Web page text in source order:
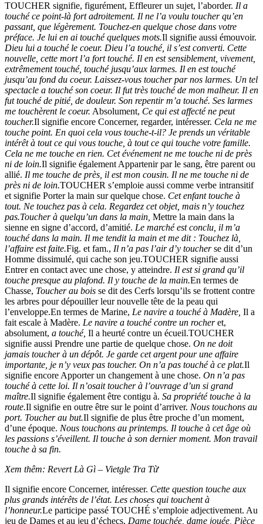
TOUCHER signifie, figurément, Effleurer un sujet, l’aborder. Il a
touché ce point-là fort adroitement. Il ne l’a voulu toucher qu’en
passant, que légèrement. Touchez-en quelque chose dans votre
préface. Je lui en ai touché quelques mots.Il signifie aussi émouvoir.
Dieu lui a touché le coeur. Dieu l’a touché, il s’est converti. Cette
nouvelle, cette mort l’a fort touché. Il en est sensiblement, vivement,
extrêmement touché, touché jusqu’aux larmes. Il en est touché
jusqu’au fond du coeur. Laissez-vous toucher par nos larmes. Un tel
spectacle a touché son coeur. Il fut très touché de mon malheur. Il en
fut touché de pitié, de douleur. Son repentir m’a touché. Ses larmes
me touchèrent le coeur. Absolument, Ce qui est affecté ne peut
toucher.Il signifie encore Concerner, regarder, intéresser. Cela ne me
touche point. En quoi cela vous touche-t-il? Je prends un véritable
intérêt à tout ce qui vous touche, à tout ce qui touche votre famille.
Cela ne me touche en rien. Cet événement ne me touche ni de près
ni de loin.Il signifie également Appartenir par le sang, être parent ou
allié. Il me touche de près, il est mon cousin. Il ne me touche ni de
près ni de loin.TOUCHER s’emploie aussi comme verbe intransitif
et signifie Porter la main sur quelque chose. Cet enfant touche à
tout. Ne touchez pas à cela. Regardez cet objet, mais n’y touchez
pas.Toucher à quelqu’un dans la main, Mettre la main dans la
sienne en signe d’accord, d’amitié. Le marché est conclu, il m’a
touché dans la main. Il me tendit la main et me dit : Touchez là,
l’affaire est faite.Fig. et fam., Il n’a pas l’air d’y toucherse dit d’un
Homme dissimulé, qui cache son jeu.TOUCHER signifie aussi
Entrer en contact avec une chose, y atteindre. Il est si grand qu’il
touche presque au plafond. Il y touche de la main.En termes de
Chasse, Toucher au bois se dit des Cerfs lorsqu’ils se frottent contre
les arbres pour dépouiller leur nouvelle tête de la peau qui
l’enveloppe.En termes de Marine, Le navire a touché à Madère, Il a
fait escale à Madère. Le navire a touché contre un rocheret,
absolument, a touché, Il a heurté contre un écueil.TOUCHER
signifie aussi Prendre une partie de quelque chose. On ne doit
jamais toucher à un dépôt. Je garde cet argent pour une affaire
importante, je n’y veux pas toucher. On n’a pas touché à ce plat.Il
signifie encore Apporter un changement à une chose. On n’a pas
touché à cette loi. Il n’osait toucher à l’ouvrage d’un si grand
maître.Il signifie également être contigu à. Sa propriété touche à la
route.Il signifie en outre être sur le point d’arriver. Nous touchons au
port. Toucher au but.Il signifie de plus être proche d’un moment,
d’une époque. Nous touchons au printemps. Il touche à cet âge où
les passions s’éveillent. Il touche à son dernier moment. Mon travail
touche à sa fin.
Xem thêm: Revert Là Gì – Vietgle Tra Từ
Il signifie encore Concerner, intéresser. Cette question touche aux
plus grands intérêts de l’état. Les choses qui touchent à
l’honneur.Le participe passé TOUCHÉ s’emploie adjectivement. Au
jeu de Dames et au jeu d’échecs, Dame touchée, dame jouée, Pièce